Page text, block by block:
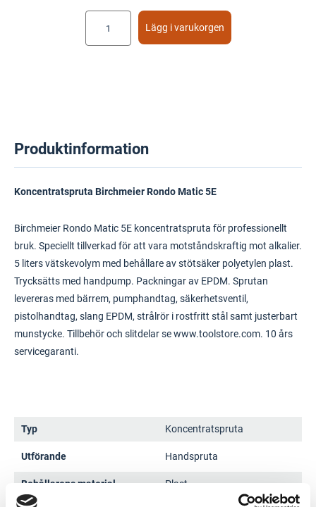
Lägg i varukorgen
Produktinformation
Koncentratspruta Birchmeier Rondo Matic 5E
Birchmeier Rondo Matic 5E koncentratspruta för professionellt
bruk. Speciellt tillverkad för att vara motståndskraftig mot alkalier.
5 liters vätskevolym med behållare av stötsäker polyetylen plast.
Trycksätts med handpump. Packningar av EPDM. Sprutan
levereras med bärrem, pumphandtag, säkerhetsventil,
pistolhandtag, slang EPDM, strålrör i rostfritt stål samt justerbart
munstycke. Tillbehör och slitdelar se www.toolstore.com. 10 års
servicegaranti.
Typ Koncentratspruta
Utförande Handspruta
Behållarens material Plast